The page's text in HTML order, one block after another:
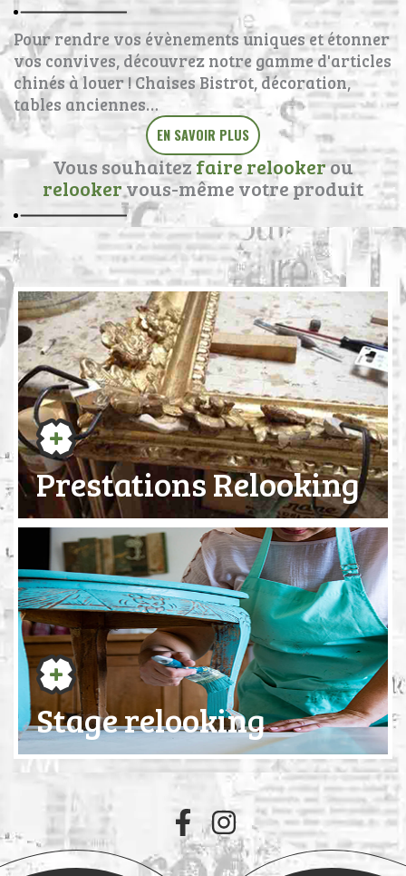
Pour rendre vos évènements uniques et étonner
vos convives, découvrez notre gamme d'articles
chinés à louer ! Chaises Bistrot, décoration,
tables anciennes…
EN SAVOIR PLUS
Vous souhaitez faire relookerou
relookervous-même votre produit
Prestations Relooking
Stage relooking